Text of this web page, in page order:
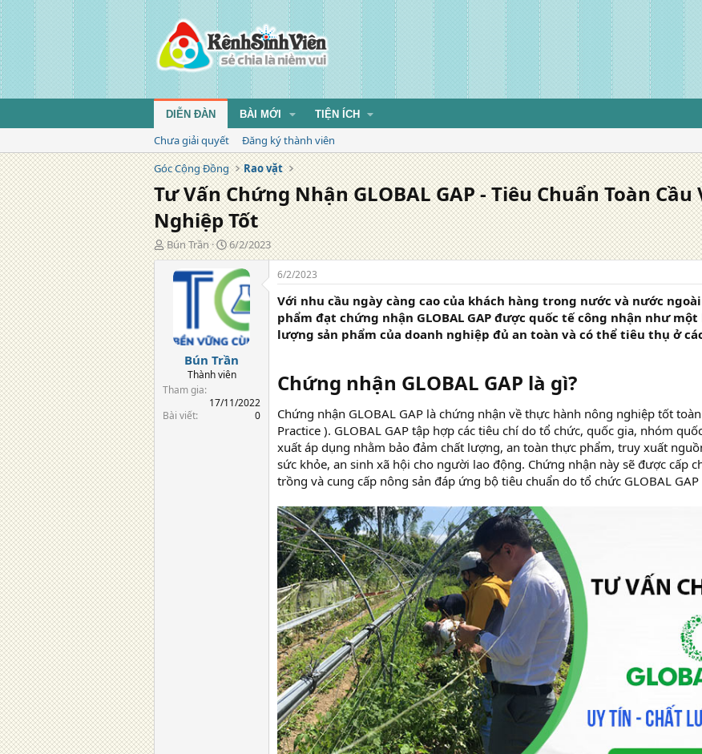
DIỄN ĐÀN BÀI MỚI TIỆN ÍCH
Chưa giải quyết
Đăng ký thành viên
Góc Cộng Đồng
Rao vặt
Tư Vấn Chứng Nhận GLOBAL GAP - Tiêu Chuẩn Toàn
Nghiệp Tốt
T
á
Bún Trần
N
g
à
y
đ
ă
n
g
6/2/2023
Bún Trần
Thành viên
Tham gia
17/11/2022
Bài viết
0
6/2/2023
Với nhu cầu ngày càng cao của khách hàng trong nước và nước
phẩm đạt chứng nhận GLOBAL GAP được quốc tế công nhận như
lượng sản phẩm của doanh nghiệp đủ an toàn và có thể tiêu thụ ở
Chứng nhận GLOBAL GAP là gì?​
Chứng nhận GLOBAL GAP là chứng nhận về thực hành nông nghiệp tốt
Practice ). GLOBAL GAP tập hợp các tiêu chí do tổ chức, quốc gia, nhóm
xuất áp dụng nhằm bảo đảm chất lượng, an toàn thực phẩm, truy xuất
sức khỏe, an sinh xã hội cho người lao động. Chứng nhận này sẽ được cấp
trồng và cung cấp nông sản đáp ứng bộ tiêu chuẩn do tổ chức GLOBAL GAP